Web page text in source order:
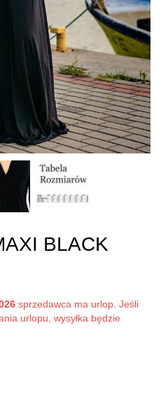
BLACK
sprzedawca ma urlop. Jeśli
urlopu, wysyłka będzie